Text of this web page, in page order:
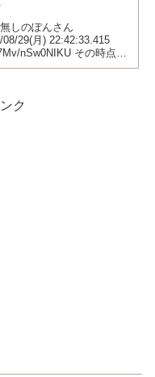
しのぽんさん
08/29(月) 22:42:33.415
nSw0NIKU その時点で
の策だと思うんだけど
ク